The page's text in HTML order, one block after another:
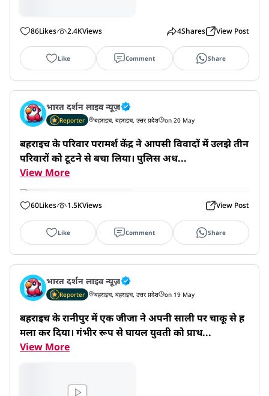
86Likes 2.4KViews 4Shares View Post
Like Comment Share
भारत दर्शन लाइव न्यूज़
Reporter बहराइच, बहराइच, उत्तर प्रदेश on 20 May
बहराइच के परिवार परामर्श केंद्र ने आपसी विवादों में उलझे तीन
परिवारों को टूटने से बचा लिया। पुलिस अध...
View More
60Likes 1.5KViews View Post
Like Comment Share
भारत दर्शन लाइव न्यूज़
Reporter बहराइच, बहराइच, उत्तर प्रदेश on 19 May
बहराइच के रानीपुर में एक जीजा ने अपनी साली पर चाकू से ह
मला कर दिया। गंभीर रूप से घायल युवती को प्राथ...
View More